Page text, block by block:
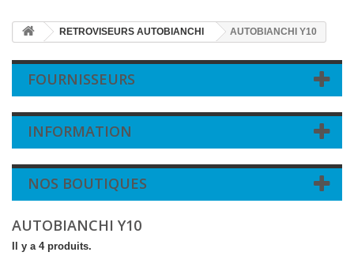
RETROVISEURS AUTOBIANCHI AUTOBIANCHI Y10
FOURNISSEURS
INFORMATION
NOS BOUTIQUES
AUTOBIANCHI Y10
Il y a 4 produits.